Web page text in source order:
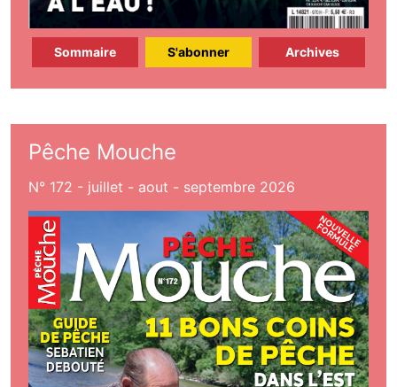
Sommaire S'abonner Archives
Pêche Mouche
N° 172 - juillet - aout - septembre 2026